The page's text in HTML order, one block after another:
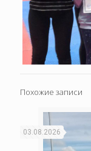
Похожие записи
03.08.2026